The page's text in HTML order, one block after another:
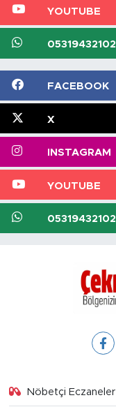
YOUTUBE
05319432102
FACEBOOK
X
INSTAGRAM
YOUTUBE
05319432102
Nöbetçi Eczaneler